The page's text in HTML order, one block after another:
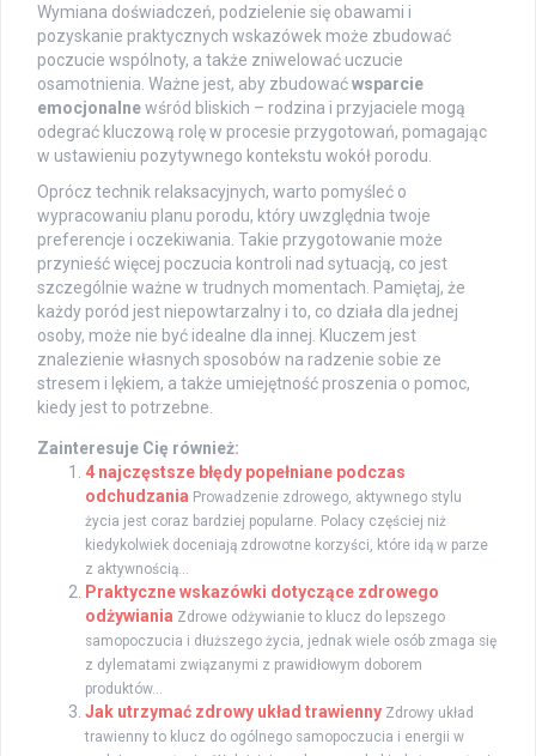
Wymiana doświadczeń, podzielenie się obawami i
pozyskanie praktycznych wskazówek może zbudować
poczucie wspólnoty, a także zniwelować uczucie
osamotnienia. Ważne jest, aby zbudowaćwsparcie
emocjonalnewśród bliskich – rodzina i przyjaciele mogą
odegrać kluczową rolę w procesie przygotowań, pomagając
w ustawieniu pozytywnego kontekstu wokół porodu.
Oprócz technik relaksacyjnych, warto pomyśleć o
wypracowaniu planu porodu, który uwzględnia twoje
preferencje i oczekiwania. Takie przygotowanie może
przynieść więcej poczucia kontroli nad sytuacją, co jest
szczególnie ważne w trudnych momentach. Pamiętaj, że
każdy poród jest niepowtarzalny i to, co działa dla jednej
osoby, może nie być idealne dla innej. Kluczem jest
znalezienie własnych sposobów na radzenie sobie ze
stresem i lękiem, a także umiejętność proszenia o pomoc,
kiedy jest to potrzebne.
Zainteresuje Cię również:
4 najczęstsze błędy popełniane podczas
odchudzania Prowadzenie zdrowego, aktywnego stylu
życia jest coraz bardziej popularne. Polacy częściej niż
kiedykolwiek doceniają zdrowotne korzyści, które idą w parze
z aktywnością...
Praktyczne wskazówki dotyczące zdrowego
odżywiania Zdrowe odżywianie to klucz do lepszego
samopoczucia i dłuższego życia, jednak wiele osób zmaga się
z dylematami związanymi z prawidłowym doborem
produktów...
Jak utrzymać zdrowy układ trawienny Zdrowy układ
trawienny to klucz do ogólnego samopoczucia i energii w